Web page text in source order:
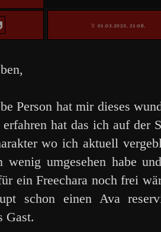
01.03.2023, 21:08,
Person hat mir dieses
erfahren hat das ich auf der
wo ich aktuell
umgesehen habe
ein Freechara noch frei
schon einen Ava
Gast.